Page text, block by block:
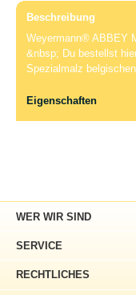
Beschreibung
Weyermann® ABBEY
&nbsp; Du bestellst
Spezialmalz
Eigenschaften
WER WIR SIND
SERVICE
RECHTLICHES